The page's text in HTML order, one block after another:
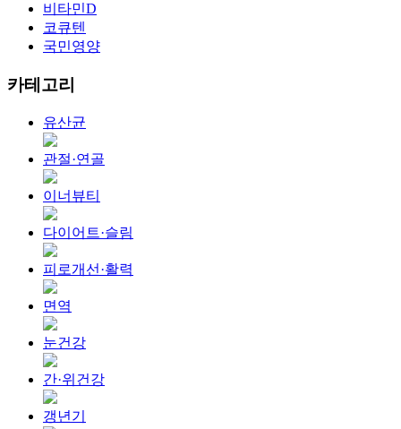
비타민D
코큐텐
국민영양
카테고리
유산균
관절·연골
이너뷰티
다이어트·슬림
피로개선·활력
면역
눈건강
간·위건강
갱년기